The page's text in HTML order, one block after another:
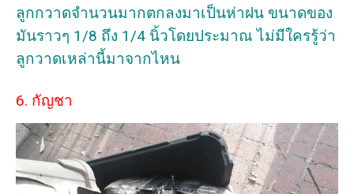
ลูกกวาดจำนวนมากตกลงมาเป็นห่าฝน ขนาดของ
มันราวๆ 1/8 ถึง 1/4 นิ้วโดยประมาณ ไม่มีใครรู้ว่า
ลูกวาดเหล่านี้มาจากไหน
6. กัญชา